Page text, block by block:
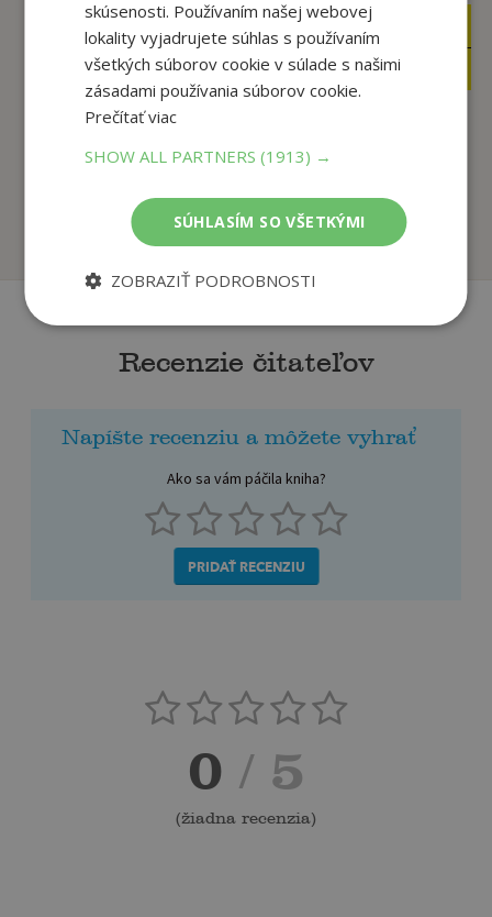
11 €
11,35€
Wild Cards 09 Busted
U dodávateľa
11
Wild Cards 05 Down
U dodávateľa
Recenzie čitateľov
Napíšte recenziu a môžete vyhrať
Ako sa vám páčila kniha?
PRIDAŤ RECENZIU
0 / 5
(žiadna recenzia)
skúsenosti. Používaním našej webovej
lokality vyjadrujete súhlas s používaním
všetkých súborov cookie v súlade s našimi
zásadami používania súborov cookie.
Prečítať viac
SHOW ALL PARTNERS(1913) →
SÚHLASÍM SO VŠETKÝMI
ZOBRAZIŤ PODROBNOSTI